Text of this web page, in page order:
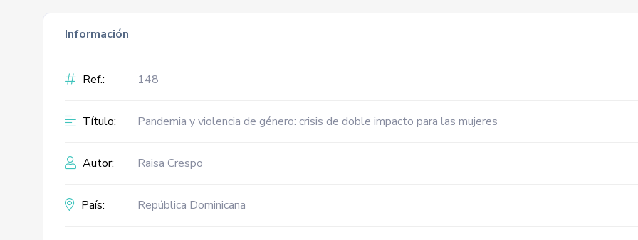
Información
Ref.: 148
Título: Pandemia y violencia de género: crisis de doble impacto para las mujeres
Autor: Raisa Crespo
País: República Dominicana